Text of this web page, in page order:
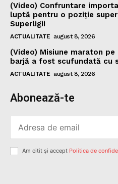
(Video) Confruntare
luptă pentru o poziție
Superligii
ACTUALITATE august 8, 2026
(Video) Misiune maraton pe
barjă a fost scufundată cu
ACTUALITATE august 8, 2026
Abonează-te
Am citit și accept Politica de